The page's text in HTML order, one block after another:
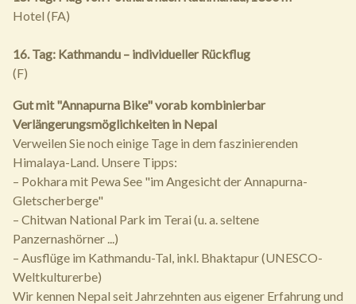
Hotel (FA)
16. Tag: Kathmandu – individueller Rückflug
(F)
Gut mit "Annapurna Bike" vorab kombinierbar
Verlängerungsmöglichkeiten in Nepal
Verweilen Sie noch einige Tage in dem faszinierenden
Himalaya-Land. Unsere Tipps:
– Pokhara mit Pewa See "im Angesicht der Annapurna-
Gletscherberge"
– Chitwan National Park im Terai (u. a. seltene
Panzernashörner ...)
– Ausflüge im Kathmandu-Tal, inkl. Bhaktapur (UNESCO-
Weltkulturerbe)
Wir kennen Nepal seit Jahrzehnten aus eigener Erfahrung und